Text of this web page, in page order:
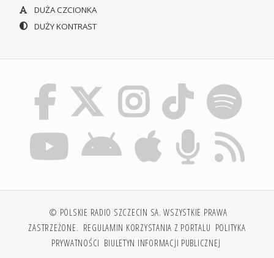
DUŻA CZCIONKA
DUŻY KONTRAST
© POLSKIE RADIO SZCZECIN SA. WSZYSTKIE PRAWA
ZASTRZEŻONE. REGULAMIN KORZYSTANIA Z PORTALU POLITYKA
PRYWATNOŚCI BIULETYN INFORMACJI PUBLICZNEJ